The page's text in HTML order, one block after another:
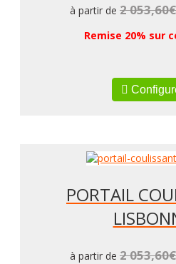
à partir de 2 053,60€
Remise 20% sur
PORTAIL
à partir de 2 053,60€